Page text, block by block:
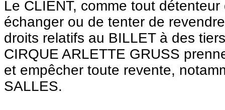
Le CLIENT, comme tout
échanger ou de tenter de
droits relatifs au BILLET à des
CIRQUE ARLETTE GRUSS
et empêcher toute revente,
SALLES.